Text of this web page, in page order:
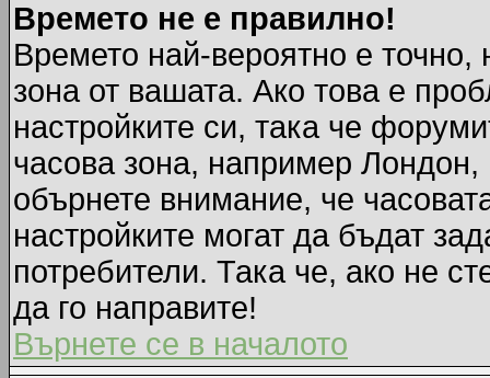
Времето не е правилно!
Времето най-вероятно е точно,
зона от вашата. Ако това е
настройките си, така че
часова зона, например
обърнете внимание, че
настройките могат да бъдат
потребители. Така че, ако не
да го направите!
Върнете се в началото